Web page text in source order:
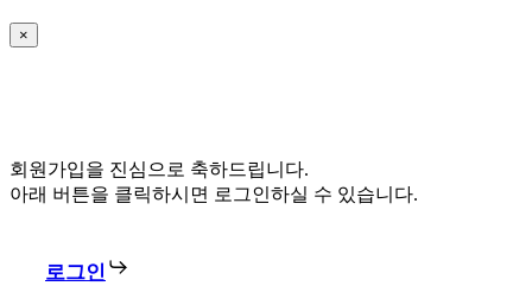
×
회원가입을 진심으로 축하드립니다.
아래 버튼을 클릭하시면 로그인하실 수 있습니다.
로그인